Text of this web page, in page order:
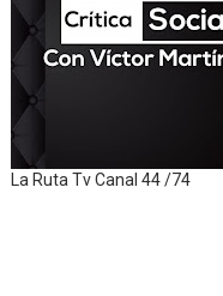
La Ruta Tv Canal 44 /74